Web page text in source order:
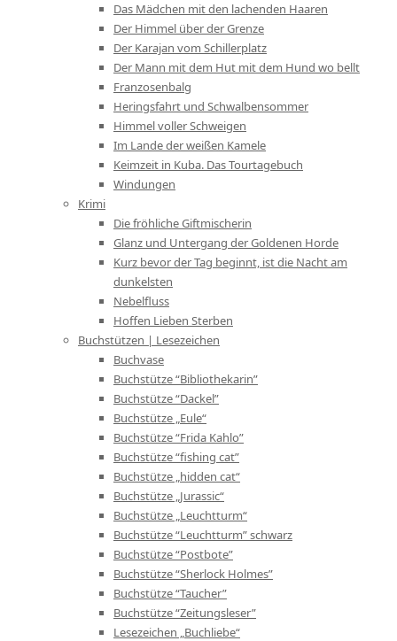
Das Mädchen mit den lachenden Haaren
Der Himmel über der Grenze
Der Karajan vom Schillerplatz
Der Mann mit dem Hut mit dem Hund wo bellt
Franzosenbalg
Heringsfahrt und Schwalbensommer
Himmel voller Schweigen
Im Lande der weißen Kamele
Keimzeit in Kuba. Das Tourtagebuch
Windungen
Krimi
Die fröhliche Giftmischerin
Glanz und Untergang der Goldenen Horde
Kurz bevor der Tag beginnt, ist die Nacht am
dunkelsten
Nebelfluss
Hoffen Lieben Sterben
Buchstützen | Lesezeichen
Buchvase
Buchstütze “Bibliothekarin”
Buchstütze “Dackel”
Buchstütze „Eule“
Buchstütze “Frida Kahlo”
Buchstütze “fishing cat”
Buchstütze „hidden cat“
Buchstütze „Jurassic“
Buchstütze „Leuchtturm“
Buchstütze “Leuchtturm” schwarz
Buchstütze “Postbote”
Buchstütze “Sherlock Holmes”
Buchstütze “Taucher”
Buchstütze “Zeitungsleser”
Lesezeichen „Buchliebe“